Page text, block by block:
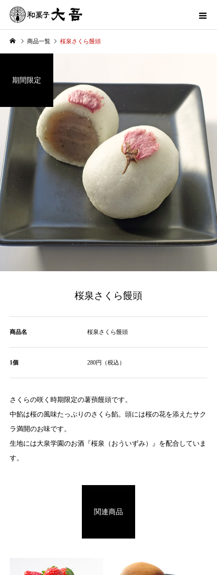
商品一覧 桜泉さくら饅頭
期間限定
桜泉さくら饅頭
商品名 桜泉さくら饅頭
1個 280円（税込）
さくらの咲く時期限定の薯蕷饅頭です。
中餡は桜の風味たっぷりのさくら餡。頭には桜の花を添えたサク
ラ満開のお味です。
生地には大泉学園のお酒『桜泉（おういずみ）』を配合していま
す。
関連商品